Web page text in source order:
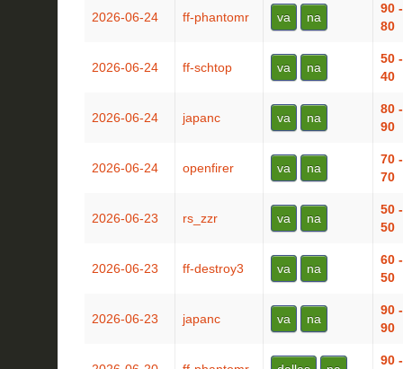
2026-06-24 ff-phantomr va na
90 -
80
2026-06-24 ff-schtop va na
50 -
40
2026-06-24 japanc va na
80 -
90
2026-06-24 openfirer va na
70 -
70
2026-06-23 rs_zzr va na
50 -
50
2026-06-23 ff-destroy3 va na
60 -
50
2026-06-23 japanc va na
90 -
90
90 -